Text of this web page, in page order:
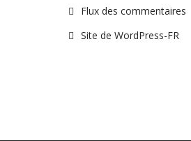
Flux des commentaires
Site de WordPress-FR